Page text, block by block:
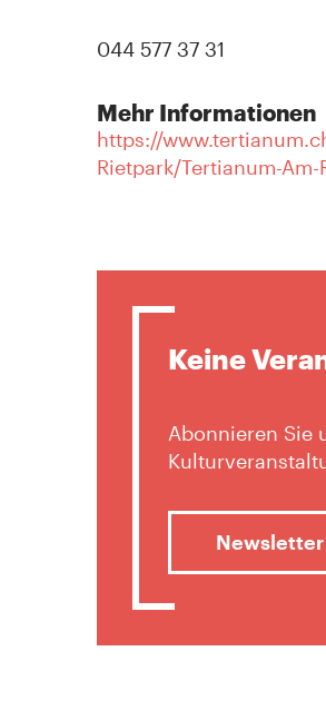
044 577 37 31
Mehr Informationen
https://
Rietpark/Tertianum-
Keine
Abonnieren Sie